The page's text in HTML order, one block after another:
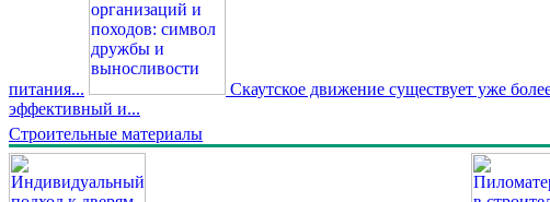
питания... Скаутское движение существует уже
эффективный и...
Строительные материалы